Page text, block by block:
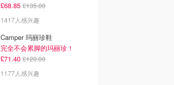
£68.85 £135.00
1417人感兴趣
Camper 玛丽珍鞋
完全不会累脚的玛丽珍！
£71.40 £120.00
1177人感兴趣